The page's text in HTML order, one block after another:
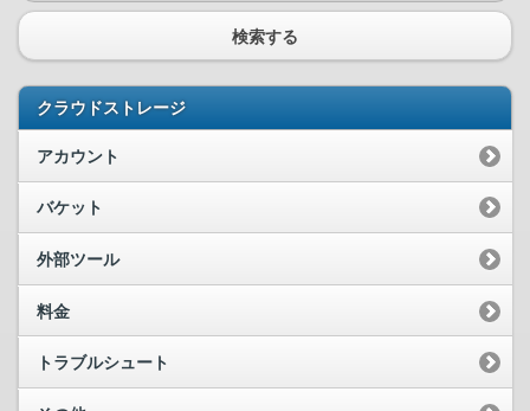
検索する
クラウドストレージ
アカウント
バケット
外部ツール
料金
トラブルシュート